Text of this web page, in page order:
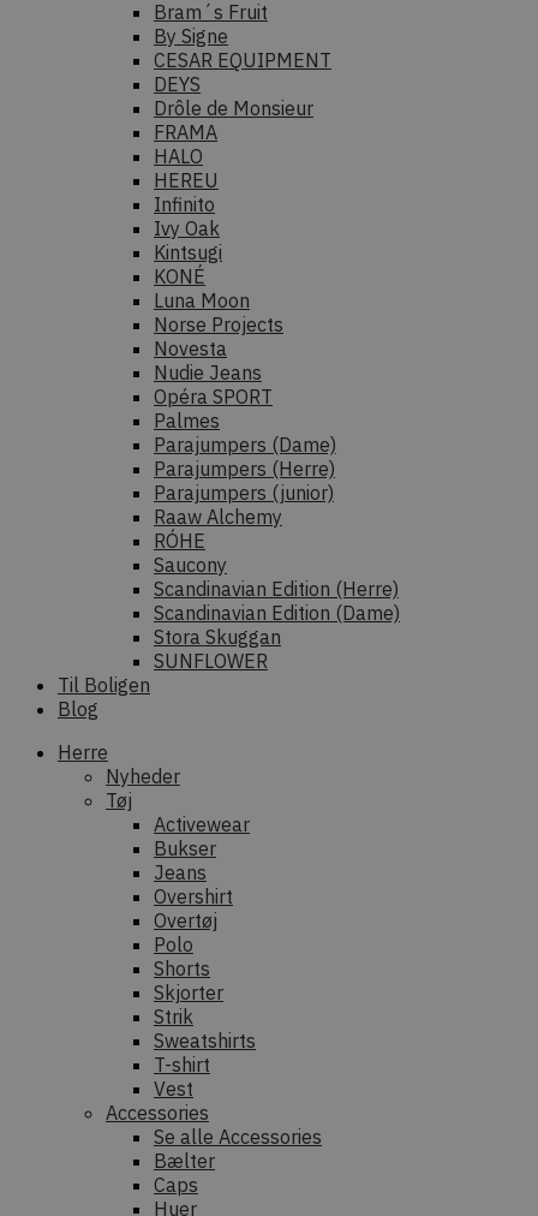
Bram´s Fruit
By Signe
CESAR EQUIPMENT
DEYS
Drôle de Monsieur
FRAMA
HALO
HEREU
Infinito
Ivy Oak
Kintsugi
KONÉ
Luna Moon
Norse Projects
Novesta
Nudie Jeans
Opéra SPORT
Palmes
Parajumpers (Dame)
Parajumpers (Herre)
Parajumpers (junior)
Raaw Alchemy
RÓHE
Saucony
Scandinavian Edition (Herre)
Scandinavian Edition (Dame)
Stora Skuggan
SUNFLOWER
Til Boligen
Blog
Herre
Nyheder
Tøj
Activewear
Bukser
Jeans
Overshirt
Overtøj
Polo
Shorts
Skjorter
Strik
Sweatshirts
T-shirt
Vest
Accessories
Se alle Accessories
Bælter
Caps
Huer